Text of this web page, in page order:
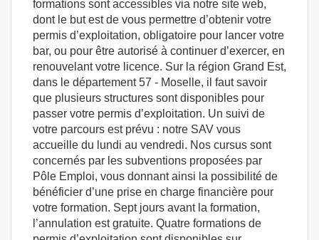
formations sont accessibles via notre site web,
dont le but est de vous permettre d’obtenir votre
permis d’exploitation, obligatoire pour lancer votre
bar, ou pour être autorisé à continuer d’exercer, en
renouvelant votre licence. Sur la région Grand Est,
dans le département 57 - Moselle, il faut savoir
que plusieurs structures sont disponibles pour
passer votre permis d’exploitation. Un suivi de
votre parcours est prévu : notre SAV vous
accueille du lundi au vendredi. Nos cursus sont
concernés par les subventions proposées par
Pôle Emploi, vous donnant ainsi la possibilité de
bénéficier d’une prise en charge financière pour
votre formation. Sept jours avant la formation,
l’annulation est gratuite. Quatre formations de